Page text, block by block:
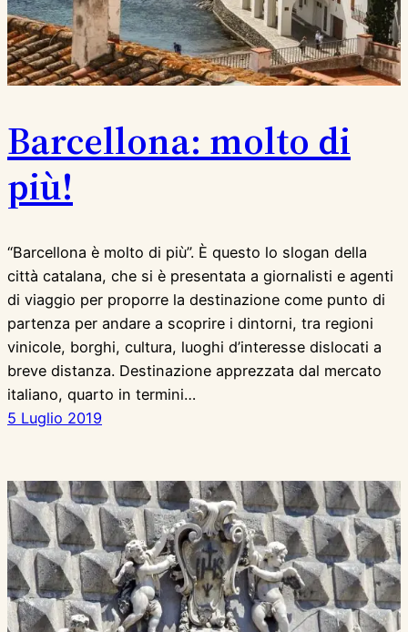
Barcellona: molto di
più!
“Barcellona è molto di più”. È questo lo slogan della
città catalana, che si è presentata a giornalisti e agenti
di viaggio per proporre la destinazione come punto di
partenza per andare a scoprire i dintorni, tra regioni
vinicole, borghi, cultura, luoghi d’interesse dislocati a
breve distanza. Destinazione apprezzata dal mercato
italiano, quarto in termini…
5 Luglio 2019